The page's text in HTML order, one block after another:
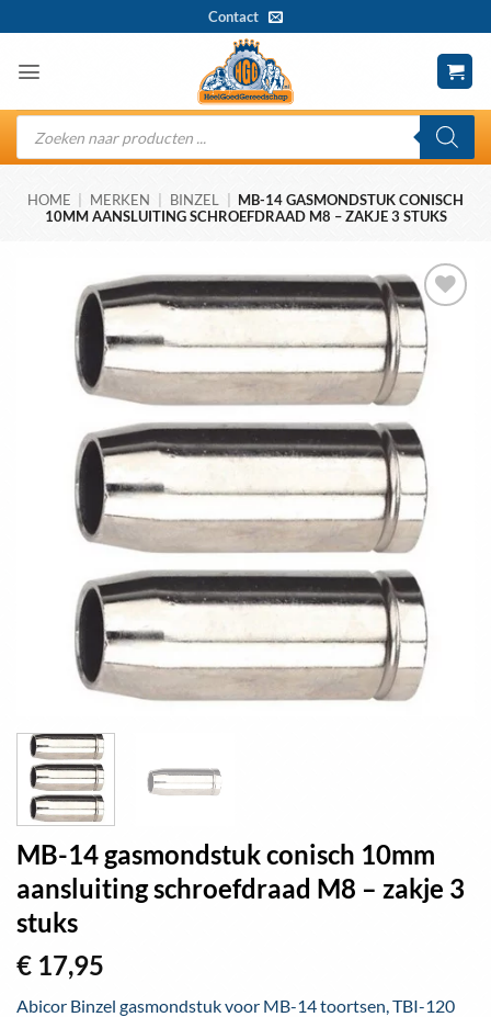
naar
inhoud
Contact
Producten
zoeken
HOME MERKEN BINZEL
MB-14 GASMONDSTUK CONISCH
10MM AANSLUITING SCHROEFDRAAD M8 – ZAKJE 3 STUKS
Toevoegen
aan
wenslijst
MB-14 gasmondstuk conisch 10mm
aansluiting schroefdraad M8 – zakje 3
stuks
€ 17,95
Abicor Binzel gasmondstuk voor MB-14 toortsen, TBI-120